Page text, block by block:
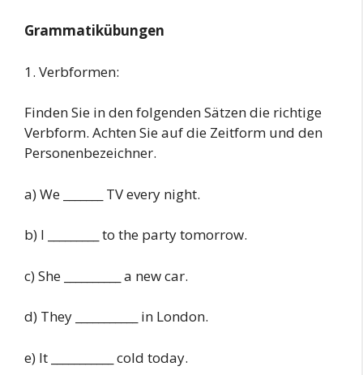
Grammatikübungen
1. Verbformen:
Finden Sie in den folgenden Sätzen die richtige
Verbform. Achten Sie auf die Zeitform und den
Personenbezeichner.
a) We _______ TV every night.
b) I _________ to the party tomorrow.
c) She __________ a new car.
d) They ___________ in London.
e) It ___________ cold today.